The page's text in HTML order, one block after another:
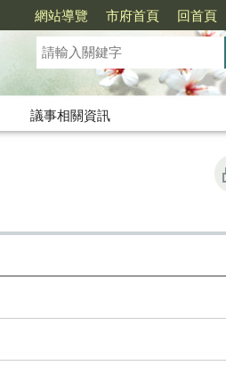
網站導覽 市府首頁 回首頁
議事相關資訊